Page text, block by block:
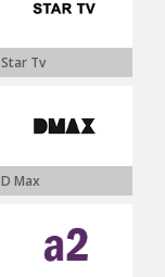
Star Tv
D Max